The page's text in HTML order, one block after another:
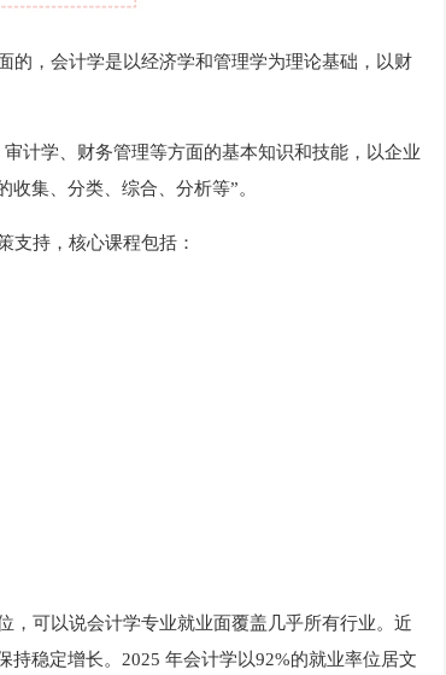
的，会计学是以经济学和管理学为理论基础，以财
计学、财务管理等方面的基本知识和技能，以企业
集、分类、综合、分析等”。
支持，核心课程包括：
，可以说会计学专业就业面覆盖几乎所有行业。近
稳定增长。2025 年会计学以92%的就业率位居文